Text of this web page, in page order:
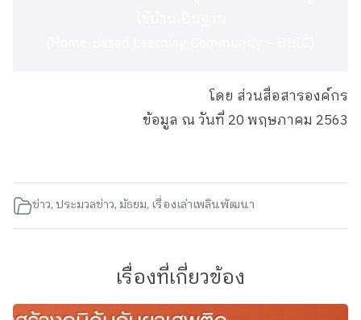
โดย ส่วนสื่อสารองค์กร
ข้อมูล ณ วันที่ 20 พฤษภาคม 2563
ข่าว, ประมวลข่าว, มัธยม, เรื่องเล่าเพลินพัฒนา
เรื่องที่เกี่ยวข้อง